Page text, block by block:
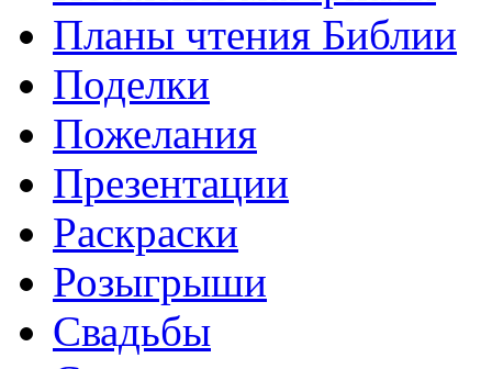
Планы чтения Библии
Поделки
Пожелания
Презентации
Раскраски
Розыгрыши
Свадьбы